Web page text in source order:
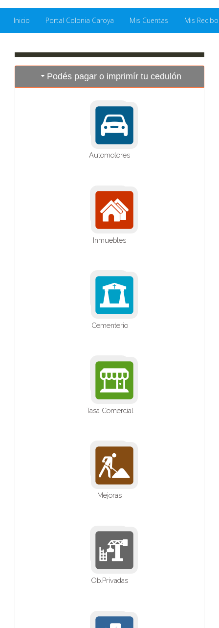
Inicio Portal Colonia Caroya Mis Cuentas Mis
Podés pagar o imprimír tu cedulón
Automotores
Inmuebles
Cementerio
Tasa Comercial
Mejoras
Ob.Privadas